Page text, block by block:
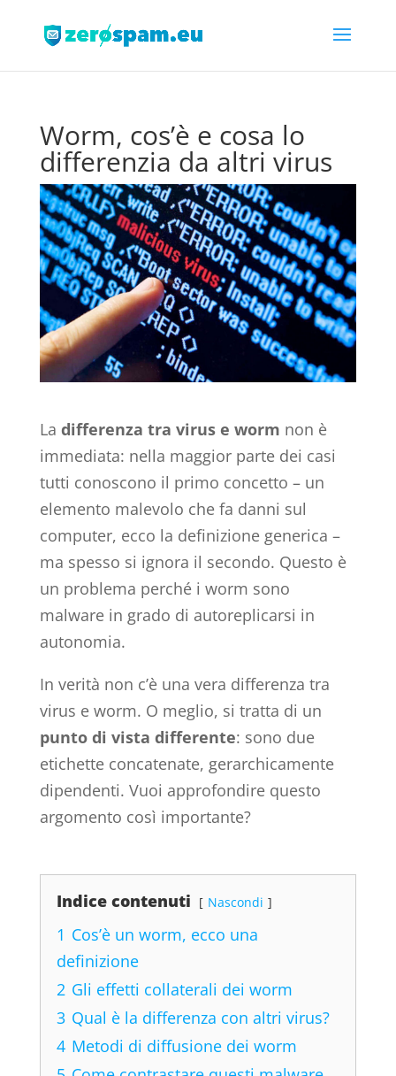
Worm, cos’è e cosa lo
differenzia da altri virus
La differenza tra virus e worm non è
immediata: nella maggior parte dei casi
tutti conoscono il primo concetto – un
elemento malevolo che fa danni sul
computer, ecco la definizione generica –
ma spesso si ignora il secondo. Questo è
un problema perché i worm sono
malware in grado di autoreplicarsi in
autonomia.
In verità non c’è una vera differenza tra
virus e worm. O meglio, si tratta di un
punto di vista differente: sono due
etichette concatenate, gerarchicamente
dipendenti. Vuoi approfondire questo
argomento così importante?
Indice contenuti Nascondi
1 Cos’è un worm, ecco una
definizione
2 Gli effetti collaterali dei worm
3 Qual è la differenza con altri virus?
4 Metodi di diffusione dei worm